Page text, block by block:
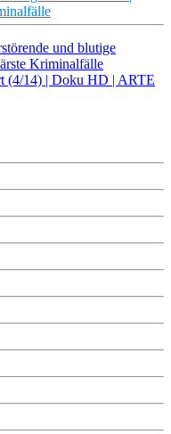
und blutige
Kriminalfälle
(4/14) | Doku HD | ARTE